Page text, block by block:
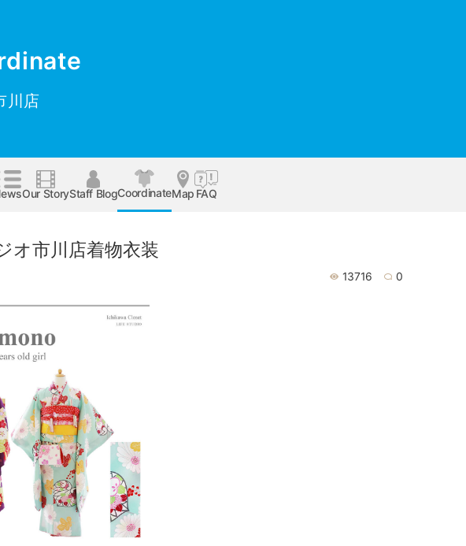
川店
Our StoryStaff BlogCoordinateMap FAQ
オ市川店着物衣装
13716 0